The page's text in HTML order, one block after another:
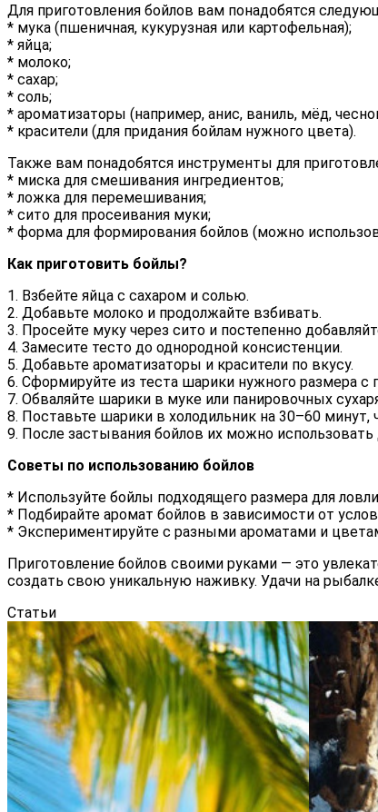
Для приготовления бойлов вам понадобятся
* мука (пшеничная, кукурузная или картофельная);
* яйца;
* молоко;
* сахар;
* соль;
* ароматизаторы (например, анис, ваниль, мёд,
* красители (для придания бойлам нужного цвета).
Также вам понадобятся инструменты для
* миска для смешивания ингредиентов;
* ложка для перемешивания;
* сито для просеивания муки;
* форма для формирования бойлов (можно
Как приготовить бойлы?
1. Взбейте яйца с сахаром и солью.
2. Добавьте молоко и продолжайте взбивать.
3. Просейте муку через сито и постепенно
4. Замесите тесто до однородной консистенции.
5. Добавьте ароматизаторы и красители по вкусу.
6. Сформируйте из теста шарики нужного размера
7. Обваляйте шарики в муке или панировочных
8. Поставьте шарики в холодильник на 30–60 минут,
9. После застывания бойлов их можно использовать
Советы по использованию бойлов
* Используйте бойлы подходящего размера для
* Подбирайте аромат бойлов в зависимости от
* Экспериментируйте с разными ароматами и
Приготовление бойлов своими руками — это
создать свою уникальную наживку. Удачи на
Статьи